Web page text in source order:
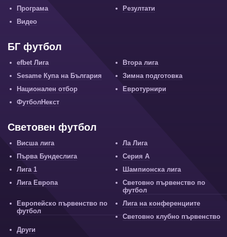
Програма
Резултати
Видео
БГ футбол
efbet Лига
Втора лига
Sesame Купа на България
Зимна подготовка
Национален отбор
Евротурнири
ФутболНекст
Световен футбол
Висша лига
Ла Лига
Първа Бундеслига
Серия А
Лига 1
Шампионска лига
Лига Европа
Световно първенство по
футбол
Европейско първенство по
футбол
Лига на конференциите
Световно клубно първенство
Други